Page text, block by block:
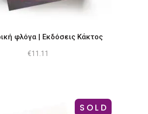
φλόγα | Εκδόσεις Κάκτος
€11.11
SOLD